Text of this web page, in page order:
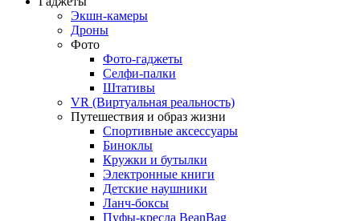
Экшн-камеры
Дроны
Фото
Фото-гаджеты
Селфи-палки
Штативы
VR (Виртуальная реальность)
Путешествия и образ жизни
Спортивные аксессуары
Биноклы
Кружки и бутылки
Электронные книги
Детские наушники
Ланч-боксы
Пуфы-кресла BeanBag